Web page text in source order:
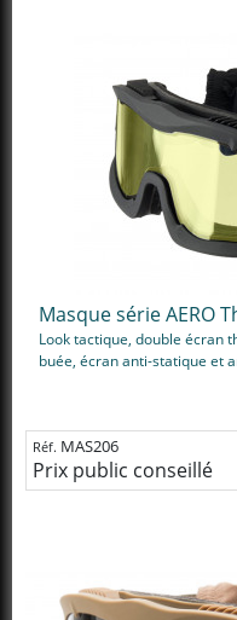
Masque série AERO
Look tactique, double écran
buée, écran anti-statique et
Réf. MAS206
Prix public conseillé